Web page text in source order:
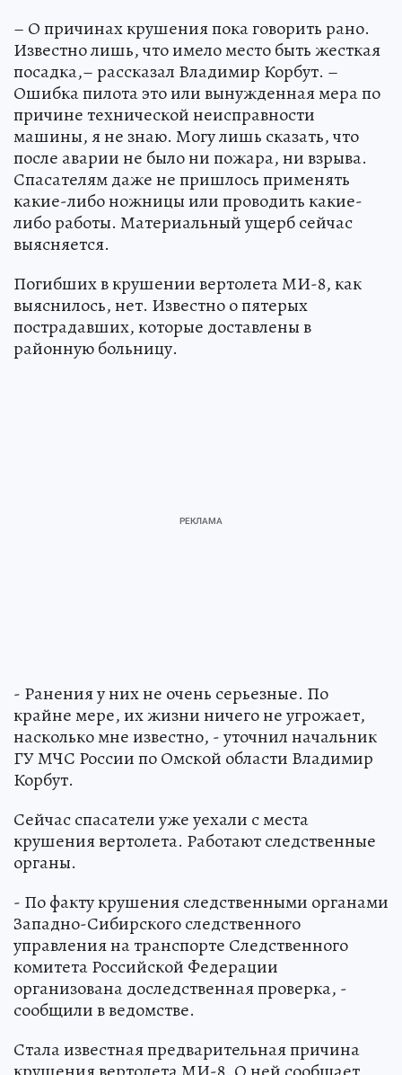
– О причинах крушения пока говорить рано.
Известно лишь, что имело место быть жесткая
посадка,– рассказал Владимир Корбут. –
Ошибка пилота это или вынужденная мера по
причине технической неисправности
машины, я не знаю. Могу лишь сказать, что
после аварии не было ни пожара, ни взрыва.
Спасателям даже не пришлось применять
какие-либо ножницы или проводить какие-
либо работы. Материальный ущерб сейчас
выясняется.
Погибших в крушении вертолета МИ-8, как
выяснилось, нет. Известно о пятерых
пострадавших, которые доставлены в
районную больницу.
- Ранения у них не очень серьезные. По
крайне мере, их жизни ничего не угрожает,
насколько мне известно, - уточнил начальник
ГУ МЧС России по Омской области Владимир
Корбут.
Сейчас спасатели уже уехали с места
крушения вертолета. Работают следственные
органы.
- По факту крушения следственными органами
Западно-Сибирского следственного
управления на транспорте Следственного
комитета Российской Федерации
организована доследственная проверка, -
сообщили в ведомстве.
Стала известная предварительная причина